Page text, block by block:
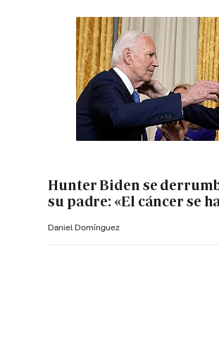
Hunter Biden se
su padre: «El cáncer se
Daniel Domínguez